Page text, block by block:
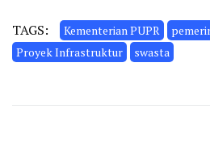
TAGS: Kementerian PUPR
Proyek Infrastruktur
swasta